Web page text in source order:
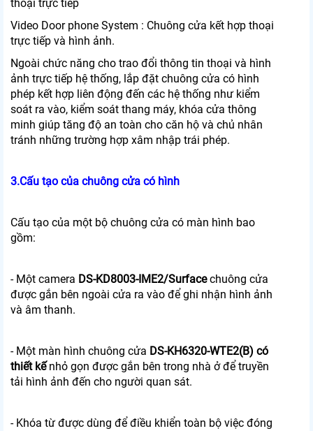
thoại trực tiếp
Video Door phone System : Chuông cửa kết hợp thoại
trực tiếp và hình ảnh.
Ngoài chức năng cho trao đổi thông tin thoại và hình
ảnh trực tiếp hệ thống, lắp đặt chuông cửa có hình
phép kết hợp liên động đến các hệ thống như kiểm
soát ra vào, kiểm soát thang máy, khóa cửa thông
minh giúp tăng độ an toàn cho căn hộ và chủ nhân
tránh những trường hợp xâm nhập trái phép.
3.Cấu tạo của chuông cửa có hình
Cấu tạo của một bộ chuông cửa có màn hình bao
gồm:
- Một camera DS-KD8003-IME2/Surfacechuông cửa
được gắn bên ngoài cửa ra vào để ghi nhận hình ảnh
và âm thanh.
- Một màn hình chuông cửa DS-KH6320-WTE2(B) có
thiết kế nhỏ gọn được gắn bên trong nhà ở để truyền
tải hình ảnh đến cho người quan sát.
- Khóa từ được dùng để điều khiển toàn bộ việc đóng